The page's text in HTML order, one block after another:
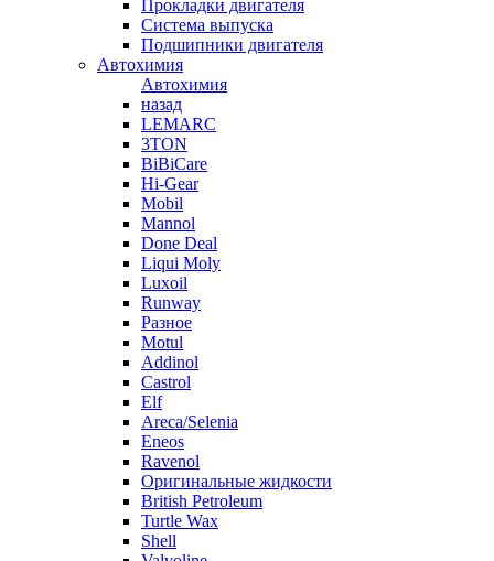
Прокладки двигателя
Система выпуска
Подшипники двигателя
Автохимия
Автохимия
назад
LEMARC
3TON
BiBiCare
Hi-Gear
Mobil
Mannol
Done Deal
Liqui Moly
Luxoil
Runway
Разное
Motul
Addinol
Castrol
Elf
Areca/Selenia
Eneos
Ravenol
Оригинальные жидкости
British Petroleum
Turtle Wax
Shell